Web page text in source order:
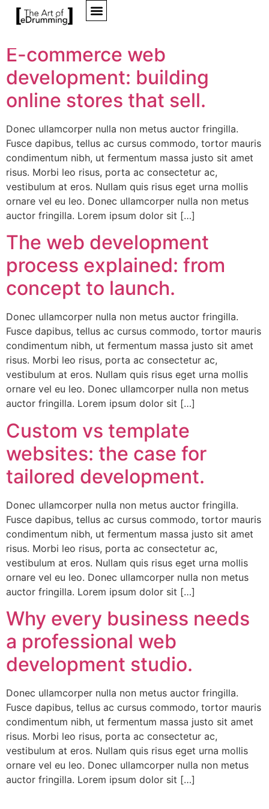
Tag:Web Developers
E-commerce web
development: building
online stores that sell.
Donec ullamcorper nulla non metus auctor fringilla.
Fusce dapibus, tellus ac cursus commodo, tortor mauris
condimentum nibh, ut fermentum massa justo sit amet
risus. Morbi leo risus, porta ac consectetur ac,
vestibulum at eros. Nullam quis risus eget urna mollis
ornare vel eu leo. Donec ullamcorper nulla non metus
auctor fringilla. Lorem ipsum dolor sit […]
The web development
process explained: from
concept to launch.
Donec ullamcorper nulla non metus auctor fringilla.
Fusce dapibus, tellus ac cursus commodo, tortor mauris
condimentum nibh, ut fermentum massa justo sit amet
risus. Morbi leo risus, porta ac consectetur ac,
vestibulum at eros. Nullam quis risus eget urna mollis
ornare vel eu leo. Donec ullamcorper nulla non metus
auctor fringilla. Lorem ipsum dolor sit […]
Custom vs template
websites: the case for
tailored development.
Donec ullamcorper nulla non metus auctor fringilla.
Fusce dapibus, tellus ac cursus commodo, tortor mauris
condimentum nibh, ut fermentum massa justo sit amet
risus. Morbi leo risus, porta ac consectetur ac,
vestibulum at eros. Nullam quis risus eget urna mollis
ornare vel eu leo. Donec ullamcorper nulla non metus
auctor fringilla. Lorem ipsum dolor sit […]
Why every business needs
a professional web
development studio.
Donec ullamcorper nulla non metus auctor fringilla.
Fusce dapibus, tellus ac cursus commodo, tortor mauris
condimentum nibh, ut fermentum massa justo sit amet
risus. Morbi leo risus, porta ac consectetur ac,
vestibulum at eros. Nullam quis risus eget urna mollis
ornare vel eu leo. Donec ullamcorper nulla non metus
auctor fringilla. Lorem ipsum dolor sit […]